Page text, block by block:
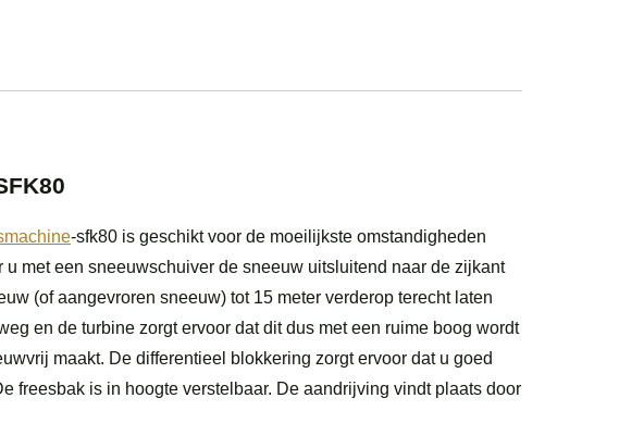
-sfk80 is geschikt voor de moeilijkste omstandigheden
met een sneeuwschuiver de sneeuw uitsluitend naar de zijkant
(of aangevroren sneeuw) tot 15 meter verderop terecht laten
en de turbine zorgt ervoor dat dit dus met een ruime boog wordt
maakt. De differentieel blokkering zorgt ervoor dat u goed
freesbak is in hoogte verstelbaar. De aandrijving vindt plaats door